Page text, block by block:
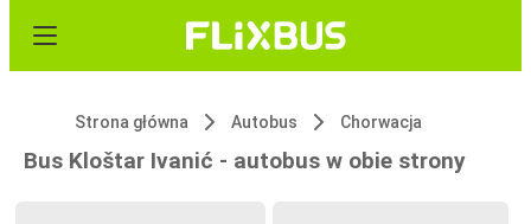
Strona główna Autobus Chorwacja
Bus Kloštar Ivanić - autobus w obie strony